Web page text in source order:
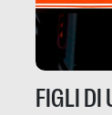
FIGLI DI